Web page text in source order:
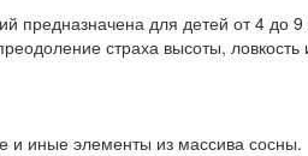
предназначена для детей от 4 до
страха высоты, ловкость
и иные элементы из массива сосны.